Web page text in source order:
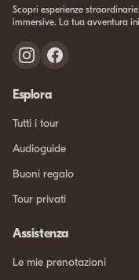
Scopri esperienze
immersive. La tua avventura
Esplora
Tutti i tour
Audioguide
Buoni regalo
Tour privati
Assistenza
Le mie prenotazioni